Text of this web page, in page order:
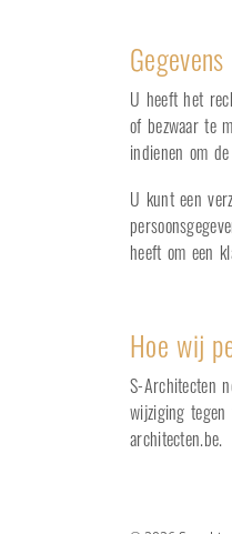
U heeft het
of bezwaar te
indienen om
U kunt een
heeft om een
Hoe wij
S-Architecten
wijziging tegen
architecten.be.